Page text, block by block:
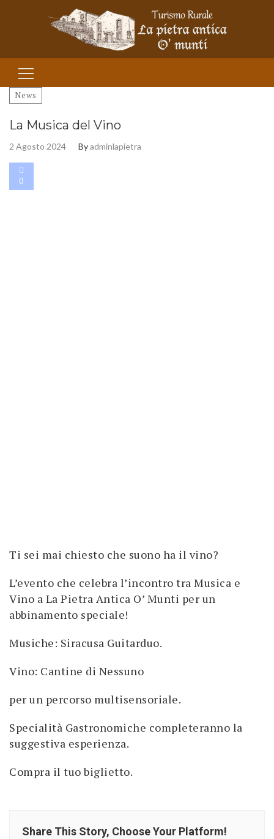
Ricerca per:
News
La Musica del Vino
2 Agosto 2024 Byadminlapietra
0
Ti sei mai chiesto che suono ha il vino?
L’evento che celebra l’incontro tra Musica e
Vino a La Pietra Antica O’ Munti per un
abbinamento speciale!
Musiche: Siracusa Guitarduo.
Vino: Cantine di Nessuno
per un percorso multisensoriale.
Specialità Gastronomiche completeranno la
suggestiva esperienza.
Compra il tuo biglietto.
Share This Story, Choose Your Platform!